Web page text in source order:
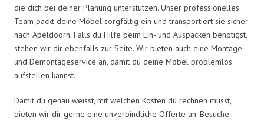
die dich bei deiner Planung unterstützen. Unser professionelles
Team packt deine Möbel sorgfältig ein und transportiert sie sicher
nach Apeldoorn. Falls du Hilfe beim Ein- und Auspacken benötigst,
stehen wir dir ebenfalls zur Seite. Wir bieten auch eine Montage-
und Demontageservice an, damit du deine Möbel problemlos
aufstellen kannst.
Damit du genau weisst, mit welchen Kosten du rechnen musst,
bieten wir dir gerne eine unverbindliche Offerte an. Besuche